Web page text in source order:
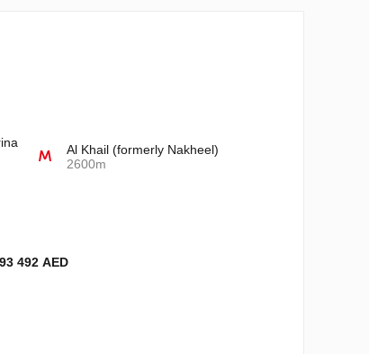
Al Khail (formerly Nakheel)
2600m
492 AED